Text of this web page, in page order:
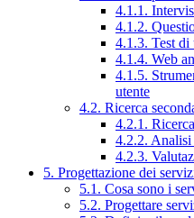
4.1.1.
4.1.2.
4.1.3. Test di
4.1.4. Web
4.1.5.
utente
4.2. Ricerca
4.2.1.
4.2.2. Analisi
4.2.3.
5. Progettazione dei
5.1. Cosa sono i
5.2. Progettare